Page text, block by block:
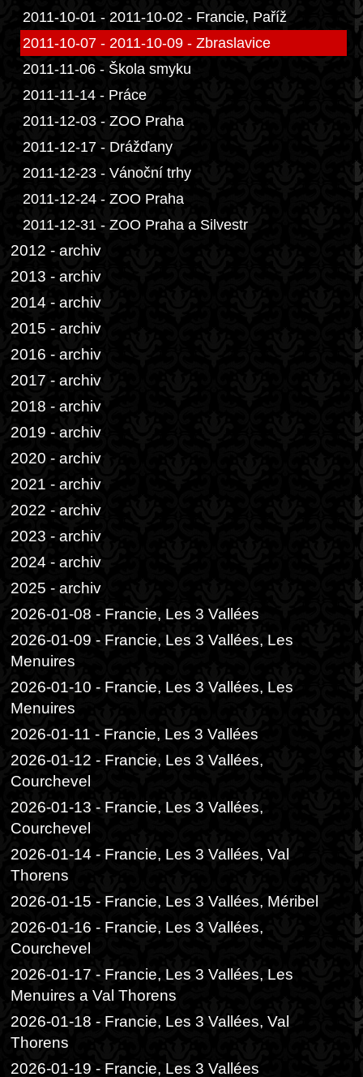
2011-10-01 - 2011-10-02 - Francie, Paříž
2011-10-07 - 2011-10-09 - Zbraslavice
2011-11-06 - Škola smyku
2011-11-14 - Práce
2011-12-03 - ZOO Praha
2011-12-17 - Drážďany
2011-12-23 - Vánoční trhy
2011-12-24 - ZOO Praha
2011-12-31 - ZOO Praha a Silvestr
2012 - archiv
2013 - archiv
2014 - archiv
2015 - archiv
2016 - archiv
2017 - archiv
2018 - archiv
2019 - archiv
2020 - archiv
2021 - archiv
2022 - archiv
2023 - archiv
2024 - archiv
2025 - archiv
2026-01-08 - Francie, Les 3 Vallées
2026-01-09 - Francie, Les 3 Vallées, Les
Menuires
2026-01-10 - Francie, Les 3 Vallées, Les
Menuires
2026-01-11 - Francie, Les 3 Vallées
2026-01-12 - Francie, Les 3 Vallées,
Courchevel
2026-01-13 - Francie, Les 3 Vallées,
Courchevel
2026-01-14 - Francie, Les 3 Vallées, Val
Thorens
2026-01-15 - Francie, Les 3 Vallées, Méribel
2026-01-16 - Francie, Les 3 Vallées,
Courchevel
2026-01-17 - Francie, Les 3 Vallées, Les
Menuires a Val Thorens
2026-01-18 - Francie, Les 3 Vallées, Val
Thorens
2026-01-19 - Francie, Les 3 Vallées